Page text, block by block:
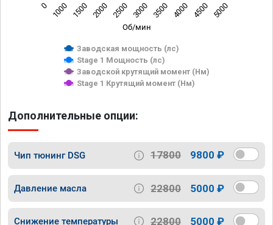
Об/мин
Заводская мощность (лс)
Stage 1 Мощность (лс)
Заводской крутящий момент (Нм)
Stage 1 Крутящий момент (Нм)
0 1000 1500 2000 2500 3000 3500 4000 4500 5000
Дополнительные опции:
Чип тюнинг DSG 17800 9800 ₽
Давление масла 22800 5000 ₽
Снижение температуры 22800 5000 ₽